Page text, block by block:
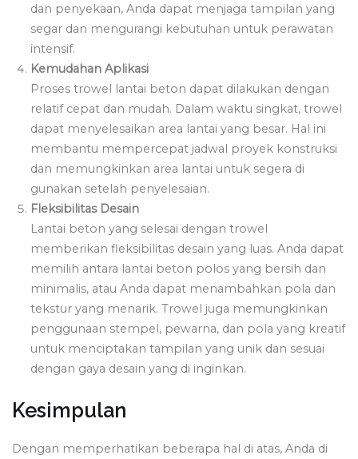
dan penyekaan, Anda dapat menjaga tampilan yang
segar dan mengurangi kebutuhan untuk perawatan
intensif.
Kemudahan Aplikasi
Proses trowel lantai beton dapat dilakukan dengan
relatif cepat dan mudah. Dalam waktu singkat, trowel
dapat menyelesaikan area lantai yang besar. Hal ini
membantu mempercepat jadwal proyek konstruksi
dan memungkinkan area lantai untuk segera di
gunakan setelah penyelesaian.
Fleksibilitas Desain
Lantai beton yang selesai dengan trowel
memberikan fleksibilitas desain yang luas. Anda dapat
memilih antara lantai beton polos yang bersih dan
minimalis, atau Anda dapat menambahkan pola dan
tekstur yang menarik. Trowel juga memungkinkan
penggunaan stempel, pewarna, dan pola yang kreatif
untuk menciptakan tampilan yang unik dan sesuai
dengan gaya desain yang di inginkan.
Kesimpulan
Dengan memperhatikan beberapa hal di atas, Anda di